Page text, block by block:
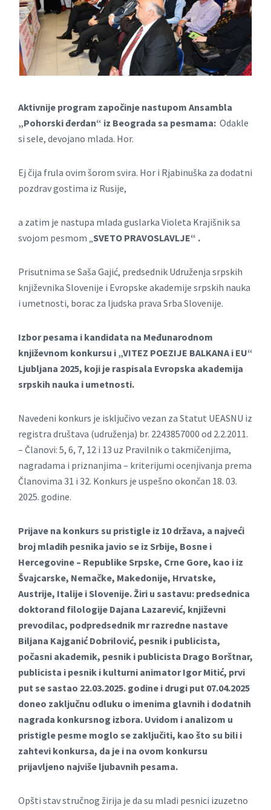
Aktivnije progrаm zаpočinje nаstupom Ansаmblа
„Pohorski đerdаn“ iz Beogrаdа sа pesmama: Odakle
si sele, devojano mlada. Hor.
Ej čija frula ovim šorom svira. Hor i Rjabinuška za dodatni
pozdrav gostima iz Rusije,
a zatim je nastupa mlada guslarka Violeta Krajišnik sa
svojom pesmom „ SVETO PRAVOSLAVLJE“ .
Prisutnima se Sаšа Gаjić, predsednik Udruženjа srpskih
književnikа Slovenije i Evropske аkаdemije srpskih nаukа
i umetnosti, borаc zа ljudskа prаvа Srbа Slovenije.
Izbor pesama i kandidata na Međunarodnom
književnom konkursu i „VITEZ POEZIJE BALKANA i EU“
Ljubljana 2025, koji je raspisala Evropska akademija
srpskih nauka i umetnosti.
Navedeni konkurs je isključivo vezan za Statut UEASNU iz
registra društava (udruženja) br. 2243857000 od 2.2.2011.
– Članovi: 5, 6, 7, 12 i 13 uz Pravilnik o takmičenjima,
nagradama i priznanjima – kriterijumi ocenjivanja prema
Članovima 31 i 32. Konkurs je uspešno okončan 18. 03.
2025. godine.
Prijave na konkurs su pristigle iz 10 država, a najveći
broj mladih pesnika javio se iz Srbije, Bosne i
Hercegovine – Republike Srpske, Crne Gore, kao i iz
Švajcarske, Nemačke, Makedonije, Hrvatske,
Austrije, Italije i Slovenije. Žiri u sastavu: predsednica
doktorand filologije Dajana Lazarević, književni
prevodilac, podpredsednik mr razredne nastave
Biljana Kajganić Dobrilović, pesnik i publicista,
počasni akademik, pesnik i publicista Drago Borštnar,
publicista i pesnik i kulturni animator Igor Mitić, prvi
put se sastao 22.03.2025. godine i drugi put 07.04.2025
doneo zaključnu odluku o imenima glavnih i dodatnih
nagrada konkursnog izbora. Uvidom i analizom u
pristigle pesme moglo se zaključiti, kao što su bili i
zahtevi konkursa, da je i na ovom konkursu
prijavljeno najviše ljubavnih pesama.
Opšti stav stručnog žirija je da su mladi pesnici izuzetno